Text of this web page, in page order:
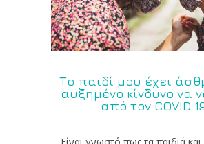
Το παιδί μου έχει
αυξημένο κίνδυνο να
από τον COVID